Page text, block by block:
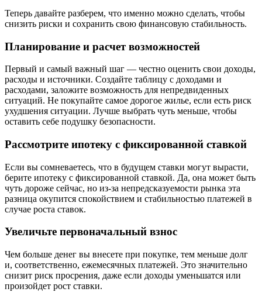
Теперь давайте разберем, что именно можно сделать, чтобы
снизить риски и сохранить свою финансовую стабильность.
Планирование и расчет возможностей
Первый и самый важный шаг — честно оценить свои доходы,
расходы и источники. Создайте таблицу с доходами и
расходами, заложите возможность для непредвиденных
ситуаций. Не покупайте самое дорогое жилье, если есть риск
ухудшения ситуации. Лучше выбрать чуть меньше, чтобы
оставить себе подушку безопасности.
Рассмотрите ипотеку с фиксированной ставкой
Если вы сомневаетесь, что в будущем ставки могут вырасти,
берите ипотеку с фиксированной ставкой. Да, она может быть
чуть дороже сейчас, но из-за непредсказуемости рынка эта
разница окупится спокойствием и стабильностью платежей в
случае роста ставок.
Увеличьте первоначальный взнос
Чем больше денег вы внесете при покупке, тем меньше долг
и, соответственно, ежемесячных платежей. Это значительно
снизит риск просрения, даже если доходы уменьшатся или
произойдет рост ставки.